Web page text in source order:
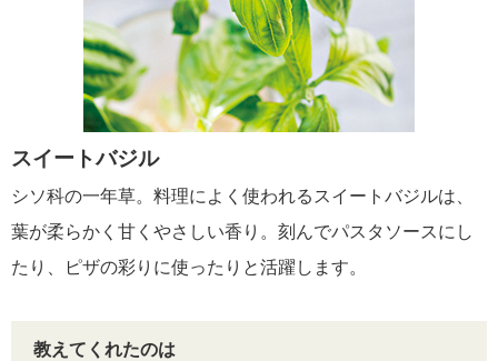
スイートバジル
シソ科の一年草。料理によく使われるスイートバジルは、
葉が柔らかく甘くやさしい香り。刻んでパスタソースにし
たり、ピザの彩りに使ったりと活躍します。
教えてくれたのは